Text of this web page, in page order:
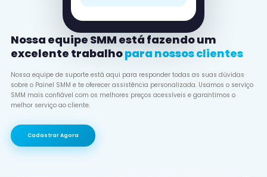
Nossa equipe SMM está fazendo um
excelente trabalhopara nossos clientes
Nossa equipe de suporte está aqui para responder todas as suas dúvidas
sobre o Painel SMM e te oferecer assistência personalizada. Usamos o serviço
SMM mais confiável com os melhores preços acessíveis e garantimos o
melhor serviço ao cliente.
Cadastrar Agora